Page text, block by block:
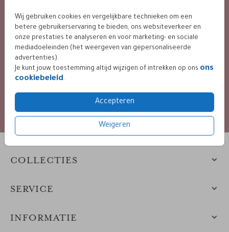
Wij gebruiken cookies en vergelijkbare technieken om een
betere gebruikerservaring te bieden, ons websiteverkeer en
onze prestaties te analyseren en voor marketing- en sociale
mediadoeleinden (het weergeven van gepersonaliseerde
advertenties).
Je kunt jouw toestemming altijd wijzigen of intrekken op ons ons
cookiebeleid.
Accepteren
Weigeren
BETALING VEILIG VIA
diverse mogelijkheden
COLLECTIES
SERVICE
INFORMATIE